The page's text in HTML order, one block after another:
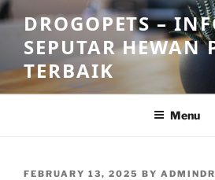
Skip
to
content
DROGOPETS –
SEPUTAR HEWAN
TERBAIK
Menu
POSTED
FEBRUARY 13, 2025 BY